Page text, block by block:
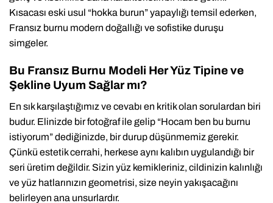
Kısacası eski usul “hokka burun” yapaylığı temsil ederken,
Fransız burnu modern doğallığı ve sofistike duruşu
simgeler.
Bu Fransız Burnu Modeli Her Yüz Tipine ve
Şekline Uyum Sağlar mı?
En sık karşılaştığımız ve cevabı en kritik olan sorulardan biri
budur. Elinizde bir fotoğraf ile gelip “Hocam ben bu burnu
istiyorum” dediğinizde, bir durup düşünmemiz gerekir.
Çünkü estetik cerrahi, herkese aynı kalıbın uygulandığı bir
seri üretim değildir. Sizin yüz kemikleriniz, cildinizin kalınlığı
ve yüz hatlarınızın geometrisi, size neyin yakışacağını
belirleyen ana unsurlardır.